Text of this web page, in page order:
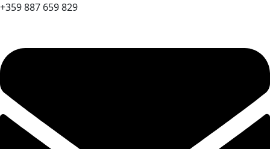
+359 887 659 829